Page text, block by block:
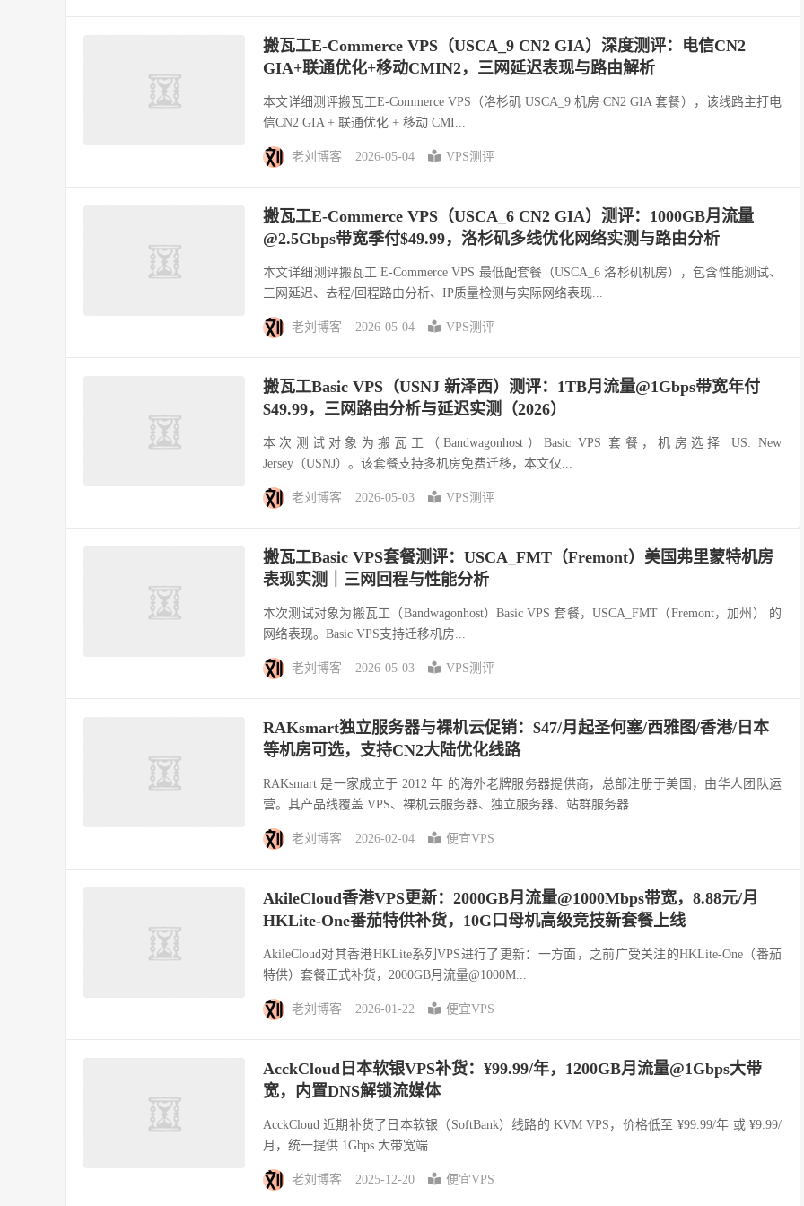
搬瓦工E-Commerce VPS（USCA_9 CN2 GIA）深度测评：电信CN2
GIA+联通优化+移动CMIN2，三网延迟表现与路由解析
本文详细测评搬瓦工E-Commerce VPS（洛杉矶 USCA_9 机房 CN2 GIA 套餐），该线路主打电
信CN2 GIA + 联通优化 + 移动 CMI...
老刘博客 2026-05-04 VPS测评
搬瓦工E-Commerce VPS（USCA_6 CN2 GIA）测评：1000GB月流量
@2.5Gbps带宽季付$49.99，洛杉矶多线优化网络实测与路由分析
本文详细测评搬瓦工 E-Commerce VPS 最低配套餐（USCA_6 洛杉矶机房），包含性能测试、
三网延迟、去程/回程路由分析、IP质量检测与实际网络表现...
老刘博客 2026-05-04 VPS测评
搬瓦工Basic VPS（USNJ 新泽西）测评：1TB月流量@1Gbps带宽年付
$49.99，三网路由分析与延迟实测（2026）
本次测试对象为搬瓦工（Bandwagonhost）Basic VPS 套餐，机房选择 US: New
Jersey（USNJ）。该套餐支持多机房免费迁移，本文仅...
老刘博客 2026-05-03 VPS测评
搬瓦工Basic VPS套餐测评：USCA_FMT（Fremont）美国弗里蒙特机房
表现实测｜三网回程与性能分析
本次测试对象为搬瓦工（Bandwagonhost）Basic VPS 套餐，USCA_FMT（Fremont，加州） 的
网络表现。Basic VPS支持迁移机房...
老刘博客 2026-05-03 VPS测评
RAKsmart独立服务器与裸机云促销：$47/月起圣何塞/西雅图/香港/日本
等机房可选，支持CN2大陆优化线路
RAKsmart 是一家成立于 2012 年 的海外老牌服务器提供商，总部注册于美国，由华人团队运
营。其产品线覆盖 VPS、裸机云服务器、独立服务器、站群服务器...
老刘博客 2026-02-04 便宜VPS
AkileCloud香港VPS更新：2000GB月流量@1000Mbps带宽，8.88元/月
HKLite-One番茄特供补货，10G口母机高级竞技新套餐上线
AkileCloud对其香港HKLite系列VPS进行了更新：一方面，之前广受关注的HKLite-One（番茄
特供）套餐正式补货，2000GB月流量@1000M...
老刘博客 2026-01-22 便宜VPS
AcckCloud日本软银VPS补货：¥99.99/年，1200GB月流量@1Gbps大带
宽，内置DNS解锁流媒体
AcckCloud 近期补货了日本软银（SoftBank）线路的 KVM VPS，价格低至 ¥99.99/年 或 ¥9.99/
月，统一提供 1Gbps 大带宽端...
老刘博客 2025-12-20 便宜VPS